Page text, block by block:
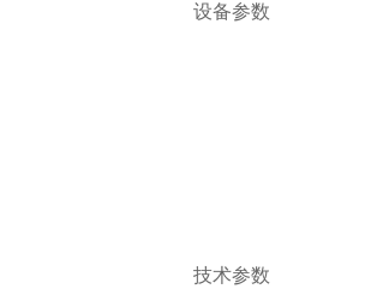
设备参数
技术参数